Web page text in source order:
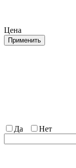
Цена
Применить
Да
Нет